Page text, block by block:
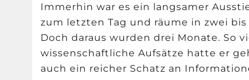
Immerhin war es ein langsamer
zum letzten Tag und räume in zwei
Doch daraus wurden drei Monate. So
wissenschaftliche Aufsätze hatte er
auch ein reicher Schatz an